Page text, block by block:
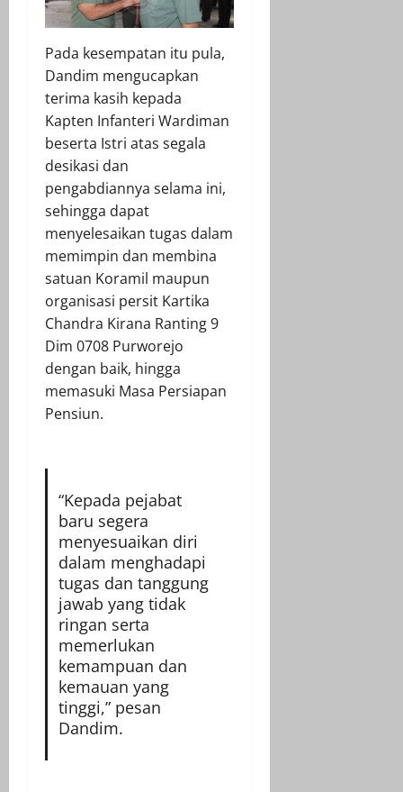
Pada kesempatan itu pula,
Dandim mengucapkan
terima kasih kepada
Kapten Infanteri Wardiman
beserta Istri atas segala
desikasi dan
pengabdiannya selama ini,
sehingga dapat
menyelesaikan tugas dalam
memimpin dan membina
satuan Koramil maupun
organisasi persit Kartika
Chandra Kirana Ranting 9
Dim 0708 Purworejo
dengan baik, hingga
memasuki Masa Persiapan
Pensiun.
“Kepada pejabat
baru segera
menyesuaikan diri
dalam menghadapi
tugas dan tanggung
jawab yang tidak
ringan serta
memerlukan
kemampuan dan
kemauan yang
tinggi,” pesan
Dandim.